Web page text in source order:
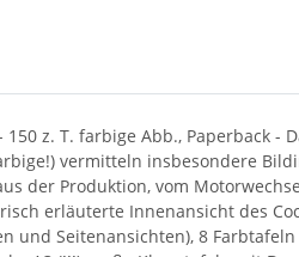
150 z. T. farbige Abb., Paperback
vermitteln insbesondere
der Produktion, vom
erläuterte Innenansicht des
und Seitenansichten), 8